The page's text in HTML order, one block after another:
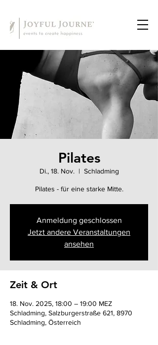
Pilates
Di., 18. Nov.
  |
Schladming
Pilates - für eine starke Mitte.
Anmeldung geschlossen
Jetzt andere Veranstaltungen
ansehen
Zeit & Ort
18. Nov. 2025, 18:00 – 19:00 MEZ
Schladming, Salzburgerstraße 621, 8970
Schladming, Österreich